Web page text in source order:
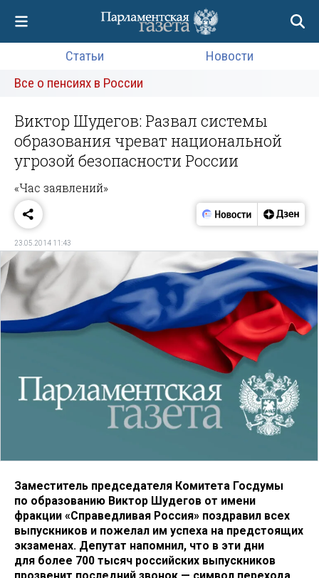
Статьи
Новости
Все о пенсиях в России
Виктор Шудегов: Развал системы
образования чреват национальной
угрозой безопасности России
«Час заявлений»
23.05.2014 11:43
Заместитель председателя Комитета Госдумы
по образованию Виктор Шудегов от имени
фракции «Справедливая Россия» поздравил всех
выпускников и пожелал им успеха на предстоящих
экзаменах. Депутат напомнил, что в эти дни
для более 700 тысяч российских выпускников
прозвенит последний звонок — символ перехода